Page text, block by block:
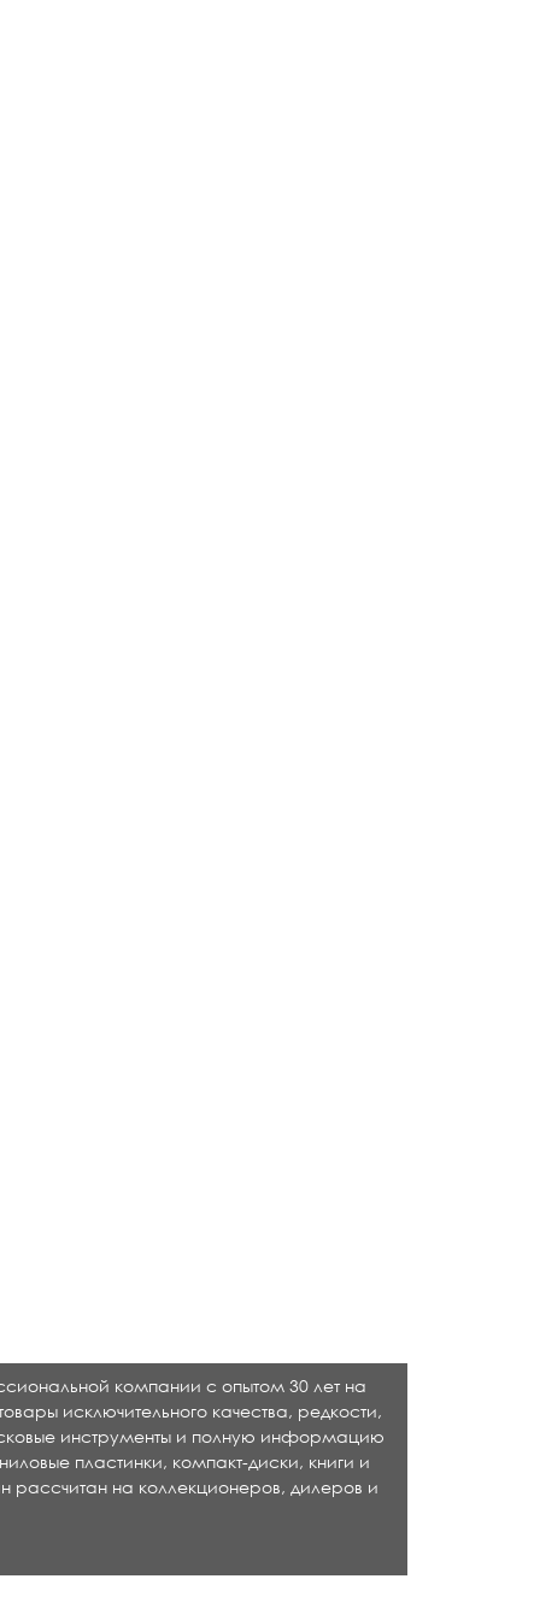
компании с опытом 30 лет на
исключительного качества, редкости,
инструменты и полную информацию
пластинки, компакт-диски, книги и
рассчитан на коллекционеров, дилеров и